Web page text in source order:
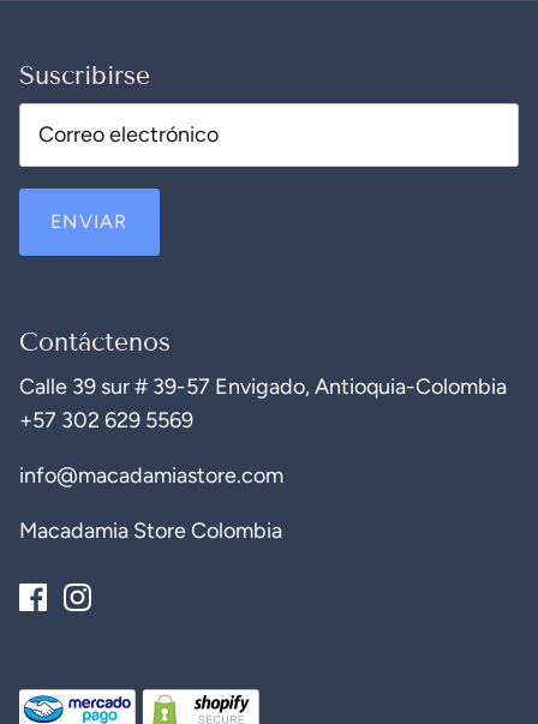
Suscribirse
ENVIAR
Contáctenos
Calle 39 sur # 39-57 Envigado, Antioquia-Colombia
+57 302 629 5569
info@macadamiastore.com
Macadamia Store Colombia